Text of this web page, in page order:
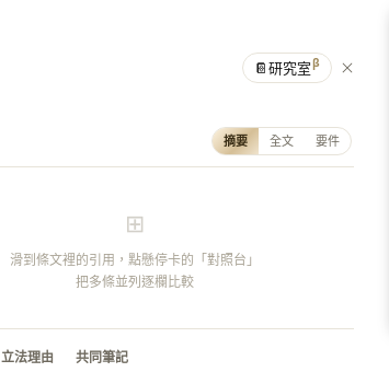
摘要 全文 要件
⊞
滑到條文裡的引用，點懸停卡的「對照台」
把多條並列逐欄比較
立法理由 共同筆記
📔研究室β